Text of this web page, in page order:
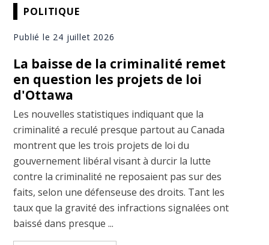
POLITIQUE
Publié le 24 juillet 2026
La baisse de la criminalité remet
en question les projets de loi
d'Ottawa
Les nouvelles statistiques indiquant que la
criminalité a reculé presque partout au Canada
montrent que les trois projets de loi du
gouvernement libéral visant à durcir la lutte
contre la criminalité ne reposaient pas sur des
faits, selon une défenseuse des droits. Tant les
taux que la gravité des infractions signalées ont
baissé dans presque ...